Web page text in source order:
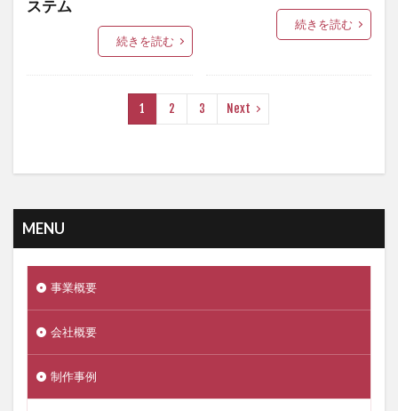
ステム
続きを読む
続きを読む
1 2 3 Next
MENU
事業概要
会社概要
制作事例